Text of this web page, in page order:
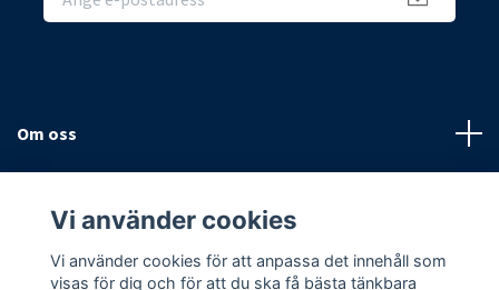
Om oss
Sociala medier
Vi använder cookies
Vi använder cookies för att anpassa det innehåll som
visas för dig och för att du ska få bästa tänkbara